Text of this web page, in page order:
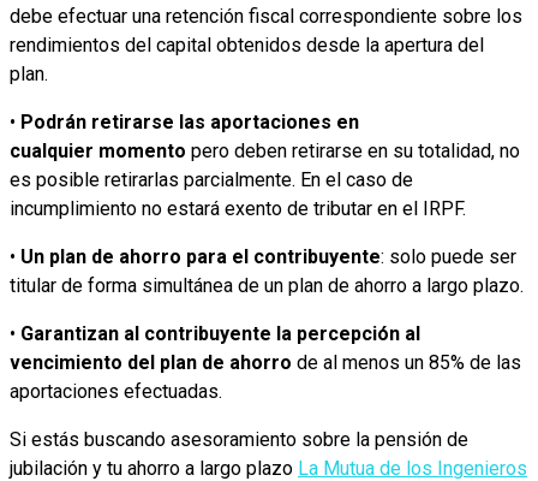
debe efectuar una retención fiscal correspondiente sobre los
rendimientos del capital obtenidos desde la apertura del
plan.
• Podrán retirarse las aportaciones en
cualquier momento pero deben retirarse en su totalidad, no
es posible retirarlas parcialmente. En el caso de
incumplimiento no estará exento de tributar en el IRPF.
• Un plan de ahorro para el contribuyente: solo puede ser
titular de forma simultánea de un plan de ahorro a largo plazo.
• Garantizan al contribuyente la percepción al
vencimiento del plan de ahorro de al menos un 85% de las
aportaciones efectuadas.
Si estás buscando asesoramiento sobre la pensión de
jubilación y tu ahorro a largo plazo La Mutua de los Ingenieros